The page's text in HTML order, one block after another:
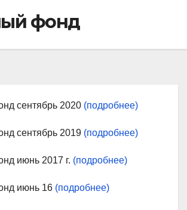
фонд
сентябрь 2020 (подробнее)
сентябрь 2019 (подробнее)
июнь 2017 г. (подробнее)
июнь 16 (подробнее)